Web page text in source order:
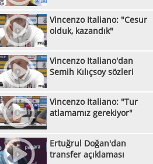
Gaziantep Basketbol'un yeni başkanı
Frankfurt, hazırlık maçında Hull City'yi
Boluspor'da 2 yeni transfer
Kocaelispor'dan Muhammed Efe Küçük'e
Vincenzo Italiano: "Cesur
olduk, kazandık"
Vincenzo Italiano'dan
Semih Kılıçsoy sözleri
Vincenzo Italiano: "Tur
atlamamız gerekiyor"
Ertuğrul Doğan'dan
transfer açıklaması